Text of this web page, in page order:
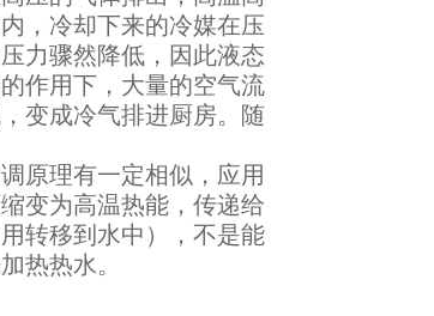
，冷却下来的冷媒在压
力骤然降低，因此液态
作用下，大量的空气流
变成冷气排进厨房。随
原理有一定相似，应用
变为高温热能，传递给
转移到水中），不是能
热热水。